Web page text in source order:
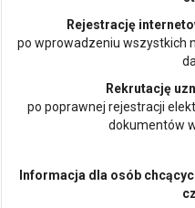
Rejestrację
po wprowadzeniu wszystkich
Rekrutację
po poprawnej rejestracji
dokumentów
Informacja dla osób